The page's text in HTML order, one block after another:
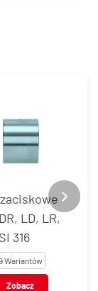
zaciskowa,
typ L
36 Wariantów
Zobacz